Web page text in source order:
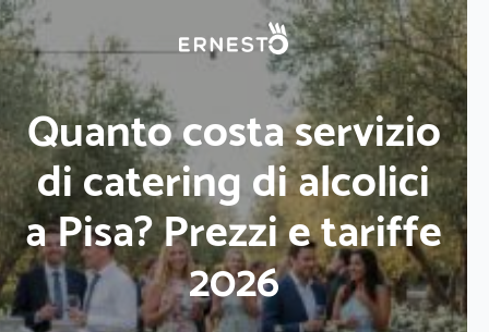
Quanto costa servizio
di catering di alcolici
a Pisa? Prezzi e tariffe
2026